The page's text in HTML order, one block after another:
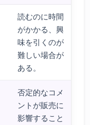
読むのに時間
がかかる、興
味を引くのが
難しい場合が
ある。
否定的なコメ
ントが販売に
影響すること